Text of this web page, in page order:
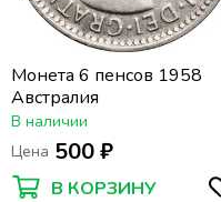
Монета 6 пенсов 1958
Австралия
В наличии
Цена 500 ₽
В КОРЗИНУ